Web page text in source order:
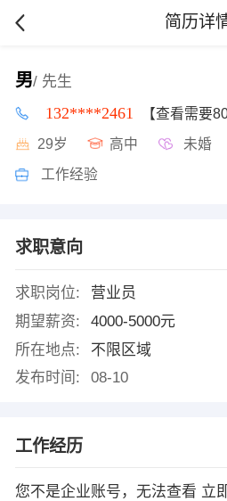
简历详
男/ 先生
132****2461 【查看需要
29岁 高中 未婚
工作经验
求职意向
求职岗位:
营业员
期望薪资:
4000-5000元
所在地点:
不限区域
发布时间:
08-10
工作经历
您不是企业账号，无法查看 立